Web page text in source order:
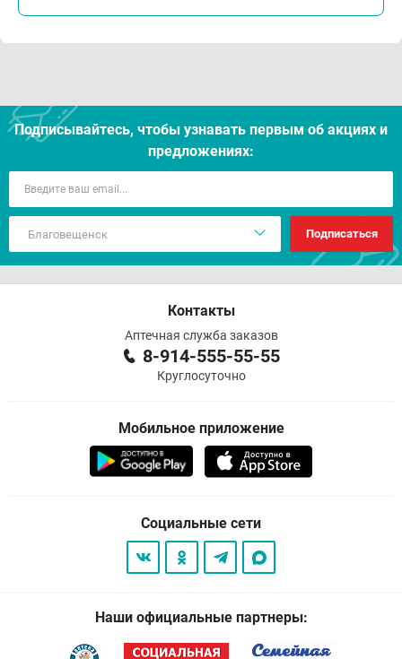
Подписывайтесь, чтобы узнавать первым об акцияx и
предложениях:
Подписаться
Контакты
Аптечная служба заказов
8-914-555-55-55
Круглосуточно
Мобильное приложение
Социальные сети
Наши официальные партнеры: